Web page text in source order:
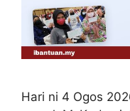
Hari ni 4 Ogos